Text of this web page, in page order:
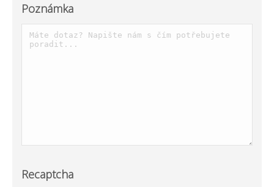
Poznámka
Recaptcha